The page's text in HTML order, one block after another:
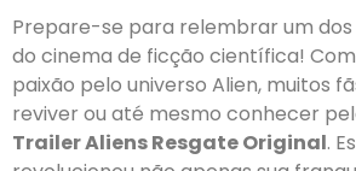
Prepare-se para relembrar um dos
do cinema de ficção científica!
paixão pelo universo Alien, muitos
reviver ou até mesmo conhecer
Trailer Aliens Resgate Original.